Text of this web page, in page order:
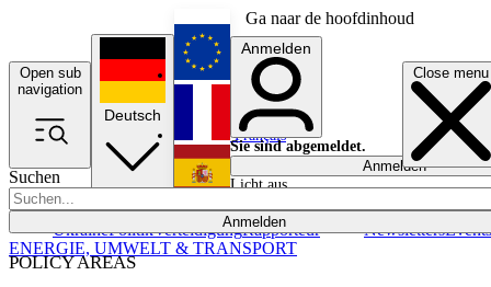
Ga naar de hoofdinhoud
Open sub
navigation
Close menu
Suchen
Anmelden
POLICY AREAS
UkrainePolitikVerteidigungRapporteur NewslettersEvents
Deutsch
English
Français
Anmelden
Sie sind abgemeldet.
Anmelden
Licht aus
ENERGIE, UMWELT & TRANSPORT